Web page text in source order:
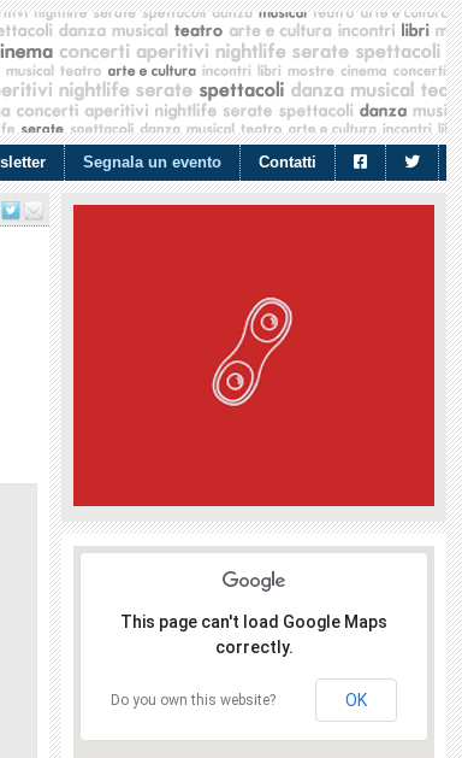
Segnala un evento Contatti
This page can't load Google Maps
correctly.
Do you own this website? OK